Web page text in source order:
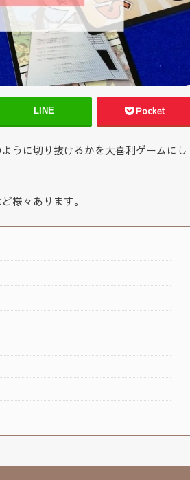
LINE Pocket
うに切り抜けるかを大喜利ゲームにし
様々あります。